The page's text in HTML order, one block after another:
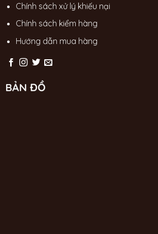
Chính sách xử lý khiếu nại
Chính sách kiểm hàng
Hướng dẫn mua hàng
BẢN ĐỒ